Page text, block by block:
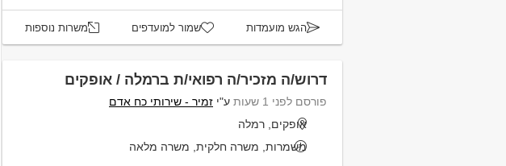
הגש מועמדות שמור למועדפים משרות נוספות
דרוש/ה מזכיר/ה רפואי/ת ברמלה / אופקים
פורסם לפני 1 שעות ע"י זמיר - שירותי כח אדם
אופקים, רמלה
משמרות, משרה חלקית, משרה מלאה